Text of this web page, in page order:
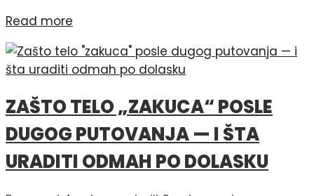
Read more
ZAŠTO TELO „ZAKUCA“ POSLE
DUGOG PUTOVANJA — I ŠTA
URADITI ODMAH PO DOLASKU